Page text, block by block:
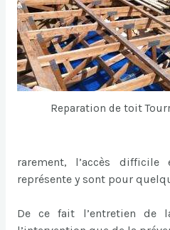
Reparation de toit
rarement, l’accès
représente y sont pour
De ce fait l’entretien